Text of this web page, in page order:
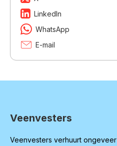
LinkedIn
WhatsApp
E-mail
Contactinformatie
Veenvesters
Veenvesters verhuurt ongeveer